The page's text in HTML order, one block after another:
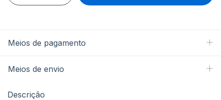
Meios de pagamento
Meios de envio
Descrição